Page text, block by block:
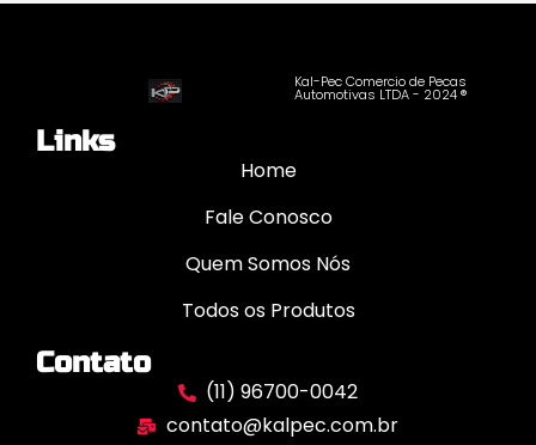
Kal-Pec Comercio de Pecas
Automotivas LTDA - 2024 ®
Links
Home
Fale Conosco
Quem Somos Nós
Todos os Produtos
Contato
(11) 96700-0042
contato@kalpec.com.br